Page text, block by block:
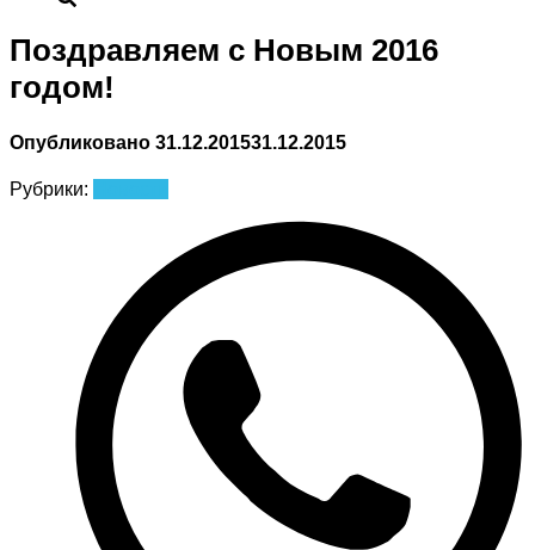
Поздравляем с Новым 2016
годом!
Опубликовано 31.12.201531.12.2015
Рубрики: